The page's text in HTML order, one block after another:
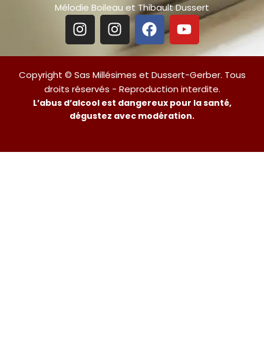
Mélodie Boileau et Thibault Dussert
Copyright © Sas Millésimes et Dussert-Gerber. Tous
droits réservés - Reproduction interdite.
L’abus d’alcool est dangereux pour la santé,
dégustez avec modération.